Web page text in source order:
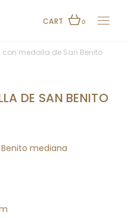
CART 0
medalla de San Benito
DE SAN BENITO
mediana